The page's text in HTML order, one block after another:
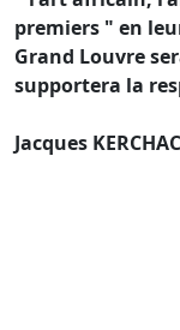
premiers " en
Grand Louvre
supportera la
Jacques